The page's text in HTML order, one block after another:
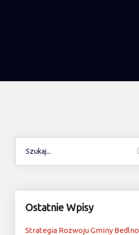
Ostatnie Wpisy
Strategia Rozwoju Gminy Bedlno